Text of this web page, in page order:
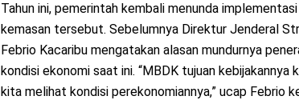
Tahun ini, pemerintah kembali menunda
kemasan tersebut. Sebelumnya Direktur Jenderal
Febrio Kacaribu mengatakan alasan mundurnya
kondisi ekonomi saat ini. “MBDK tujuan
kita melihat kondisi perekonomiannya,” ucap Febrio